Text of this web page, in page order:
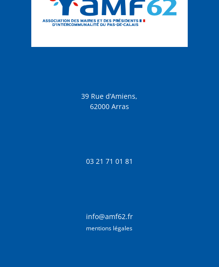
39 Rue d’Amiens,
62000 Arras
03 21 71 01 81
info@amf62.fr
mentions légales